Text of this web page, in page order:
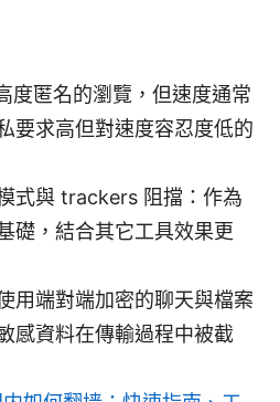
度匿名的瀏覽，但速度通常
要求高但對速度容忍度低的
式與 trackers 阻擋：作為
礎，結合其它工具效果更
用端對端加密的聊天與檔案
感資料在傳輸過程中被截